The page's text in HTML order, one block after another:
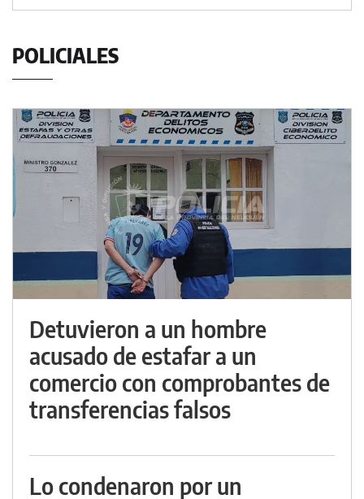
POLICIALES
Detuvieron a un hombre
acusado de estafar a un
comercio con comprobantes de
transferencias falsos
Lo condenaron por un